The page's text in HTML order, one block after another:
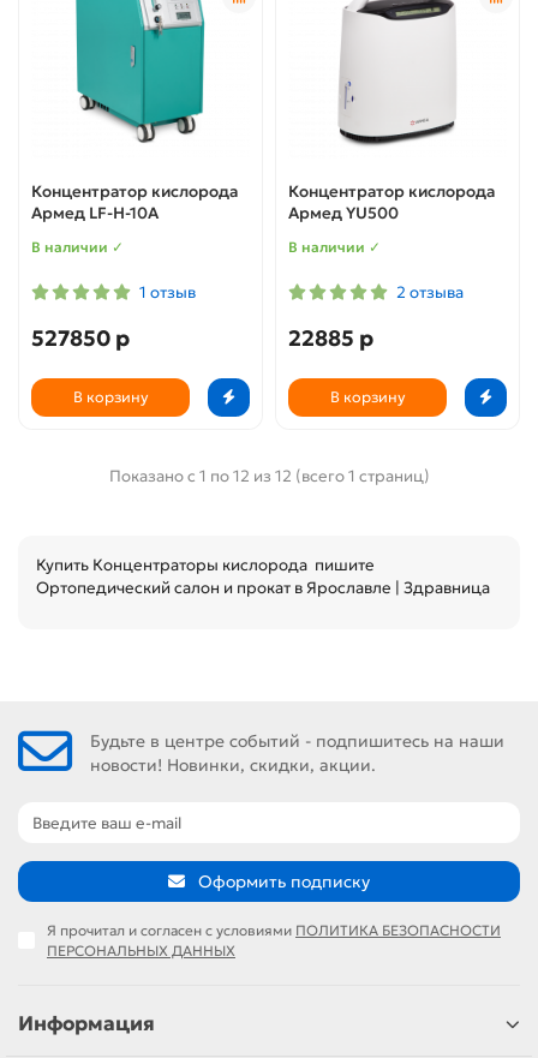
Концентратор кислорода
Армед LF-H-10А
В наличии ✓
1 отзыв
527850 р
В корзину
Концентратор кислорода
Армед YU500
В наличии ✓
2 отзыва
22885 р
В корзину
Показано с 1 по 12 из 12 (всего 1 страниц)
Купить Концентраторы кислорода пишите
Ортопедический салон и прокат в Ярославле | Здравница
Будьте в центре событий - подпишитесь на наши
новости! Новинки, скидки, акции.
Оформить подписку
Я прочитал и согласен с условиями ПОЛИТИКА БЕЗОПАСНОСТИ
ПЕРСОНАЛЬНЫХ ДАННЫХ
Информация